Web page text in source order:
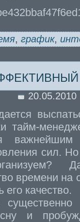
, график,
20.05.2010
тайм-
сил.
времени
его качество.
и